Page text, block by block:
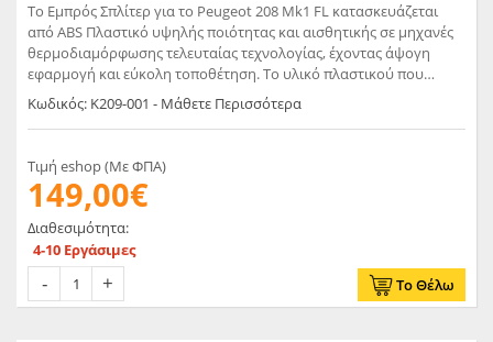
Το Εμπρός Σπλίτερ για το Peugeot 208 Mk1 FL κατασκευάζεται
από ABS Πλαστικό υψηλής ποιότητας και αισθητικής σε μηχανές
θερμοδιαμόρφωσης τελευταίας τεχνολογίας, έχοντας άψογη
εφαρμογή και εύκολη τοποθέτηση. Το υλικό πλαστικού που
χρησιμοποιείται για την δημιουργία προϊόντων έρχεται σε
Μαύρο Γυαλιστερό χρώμα και με αντιχαρακτική επιφάνεια.
Συνοδεύεται από προστατευτική μεμβράνη όπου αφαιρείται πριν
την τοποθέτηση.
Κωδικός: K209-001 - Μάθετε Περισσότερα
Τιμή eshop (Με ΦΠΑ)
149,00€
Διαθεσιμότητα:
4-10 Εργάσιμες
Το Θέλω